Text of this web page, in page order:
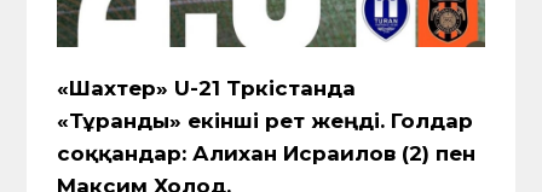
«Шахтер» U-21 Түркістанда
«Тұранды» екінші рет жеңді. Голдар
соққандар: Алихан Исраилов (2) пен
Максим Холод.